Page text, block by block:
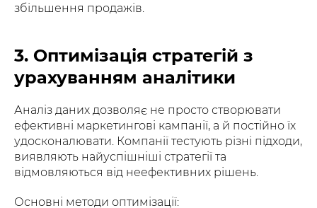
збільшення продажів.
3. Оптимізація стратегій з
урахуванням аналітики
Аналіз даних дозволяє не просто створювати
ефективні маркетингові кампанії, а й постійно їх
удосконалювати. Компанії тестують різні підходи,
виявляють найуспішніші стратегії та
відмовляються від неефективних рішень.
Основні методи оптимізації: